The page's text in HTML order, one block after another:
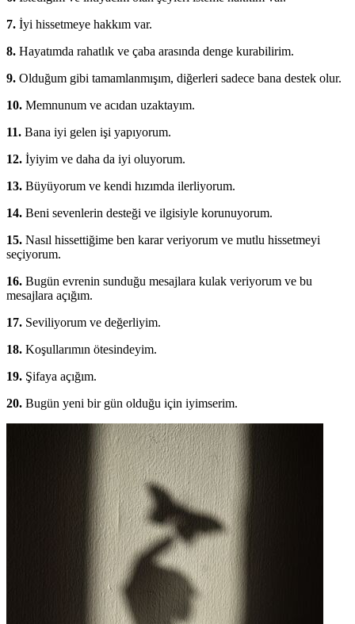
7. İyi hissetmeye hakkım var.
8. Hayatımda rahatlık ve çaba arasında denge kurabilirim.
9. Olduğum gibi tamamlanmışım, diğerleri sadece bana destek olur.
10. Memnunum ve acıdan uzaktayım.
11. Bana iyi gelen işi yapıyorum.
12. İyiyim ve daha da iyi oluyorum.
13. Büyüyorum ve kendi hızımda ilerliyorum.
14. Beni sevenlerin desteği ve ilgisiyle korunuyorum.
15. Nasıl hissettiğime ben karar veriyorum ve mutlu hissetmeyi
seçiyorum.
16. Bugün evrenin sunduğu mesajlara kulak veriyorum ve bu
mesajlara açığım.
17. Seviliyorum ve değerliyim.
18. Koşullarımın ötesindeyim.
19. Şifaya açığım.
20. Bugün yeni bir gün olduğu için iyimserim.